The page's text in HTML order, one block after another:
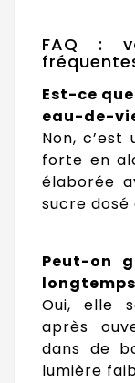
FAQ :
Est-ce
eau-de-
Non, c’est
forte en
élaborée
sucre dosé
Peut-on
Oui, elle
après
dans de
lumière